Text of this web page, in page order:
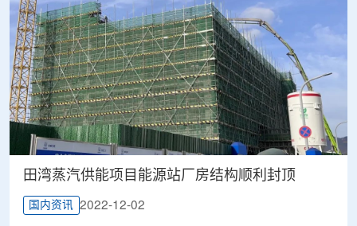
田湾蒸汽供能项目能源站厂房结构顺利封顶
国内资讯 2022-12-02